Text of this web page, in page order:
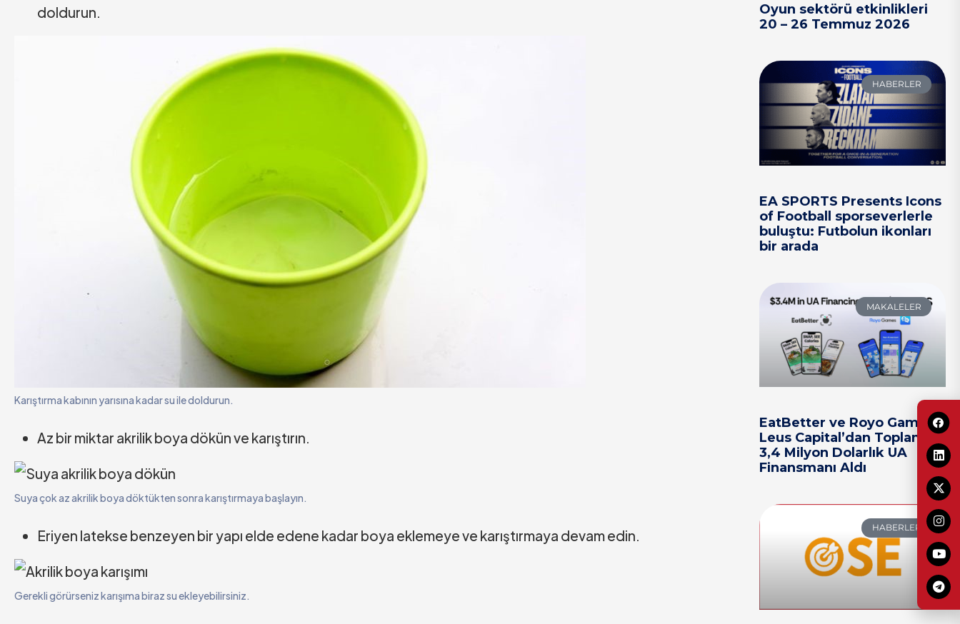
doldurun.
Karıştırma kabının yarısına kadar su ile doldurun.
Az bir miktar akrilik boya dökün ve karıştırın.
Suya çok az akrilik boya döktükten sonra karıştırmaya başlayın.
Eriyen latekse benzeyen bir yapı elde edene kadar boya eklemeye ve karıştırmaya devam edin.
Gerekli görürseniz karışıma biraz su ekleyebilirsiniz.
Oyun sektörü etkinlikleri
20 – 26 Temmuz 2026
HABERLER
EA SPORTS Presents Icons
of Football sporseverlerle
buluştu: Futbolun ikonları
bir arada
MAKALELER
EatBetter ve Royo Games,
Leus Capital’dan Toplam
3,4 Milyon Dolarlık UA
Finansmanı Aldı
HABERLER